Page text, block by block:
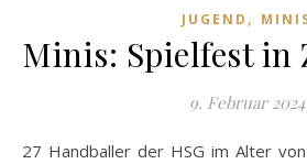
JUGEND ,
Minis: Spielfest in
9. Februar 2024
27 Handballer der HSG im Alter von 6-9 Jahren wirbelten